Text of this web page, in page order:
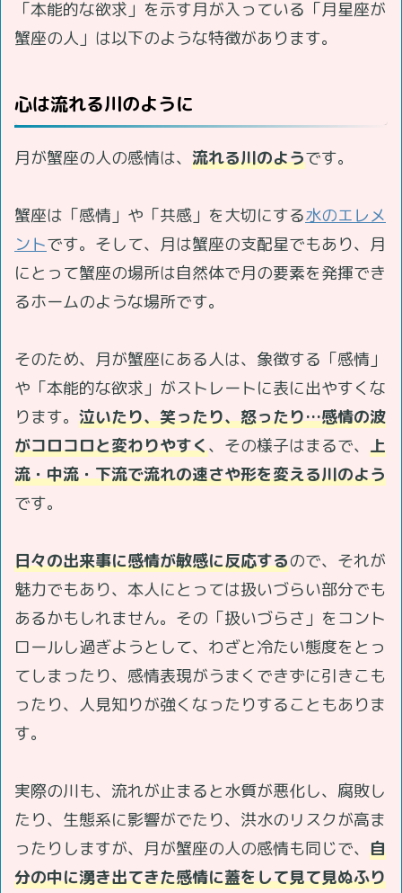
「本能的な欲求」を示す月が入っている「月星座が
蟹座の人」は以下のような特徴があります。
心は流れる川のように
月が蟹座の人の感情は、 流れる川のようです。
蟹座は「感情」や「共感」を大切にする水のエレメ
ントです。そして、月は蟹座の支配星でもあり、月
にとって蟹座の場所は自然体で月の要素を発揮でき
るホームのような場所です。
そのため、月が蟹座にある人は、象徴する「感情」
や「本能的な欲求」がストレートに表に出やすくな
ります。 泣いたり、笑ったり、怒ったり…感情の波
がコロコロと変わりやすく、その様子はまるで、 上
流・中流・下流で流れの速さや形を変える川のよう
です。
日々の出来事に感情が敏感に反応するので、それが
魅力でもあり、本人にとっては扱いづらい部分でも
あるかもしれません。その「扱いづらさ」をコント
ロールし過ぎようとして、わざと冷たい態度をとっ
てしまったり、感情表現がうまくできずに引きこも
ったり、人見知りが強くなったりすることもありま
す。
実際の川も、流れが止まると水質が悪化し、腐敗し
たり、生態系に影響がでたり、洪水のリスクが高ま
ったりしますが、月が蟹座の人の感情も同じで、 自
分の中に湧き出てきた感情に蓋をして見て見ぬふり